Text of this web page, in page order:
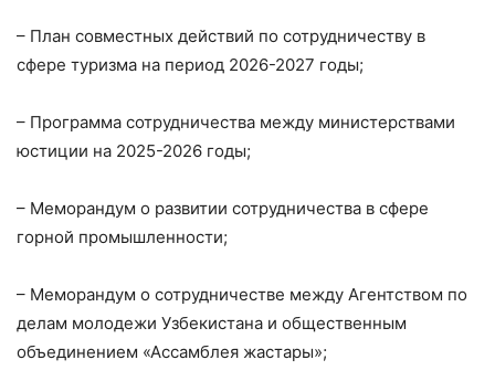
– План совместных действий по сотрудничеству в
сфере туризма на период 2026-2027 годы;
– Программа сотрудничества между министерствами
юстиции на 2025-2026 годы;
– Меморандум о развитии сотрудничества в сфере
горной промышленности;
– Меморандум о сотрудничестве между Агентством по
делам молодежи Узбекистана и общественным
объединением «Ассамблея жастары»;